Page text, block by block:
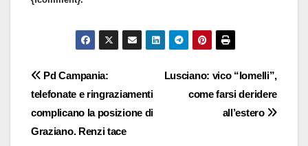
Navigazione
articoli
Lusciano: vico “Iomelli”,
come farsi deridere
all’estero
Pd Campania:
telefonate e ringraziamenti
complicano la posizione di
Graziano. Renzi tace